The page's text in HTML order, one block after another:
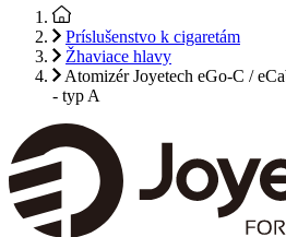
Príslušenstvo k cigaretám
Žhaviace hlavy
Atomizér Joyetech eGo-C /
- typ A